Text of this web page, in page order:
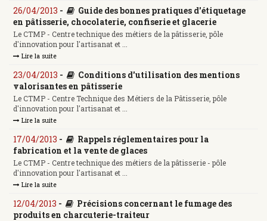
26/04/2013 -
Guide des bonnes pratiques d'étiquetage
en pâtisserie, chocolaterie, confiserie et glacerie
Le CTMP - Centre technique des métiers de la pâtisserie, pôle
d'innovation pour l'artisanat et ...
Lire la suite
23/04/2013 -
Conditions d'utilisation des mentions
valorisantes en pâtisserie
Le CTMP - Centre Technique des Métiers de la Pâtisserie, pôle
d'innovation pour l'artisanat et ...
Lire la suite
17/04/2013 -
Rappels réglementaires pour la
fabrication et la vente de glaces
Le CTMP - Centre technique des métiers de la pâtisserie - pôle
d'innovation pour l'artisanat et ...
Lire la suite
12/04/2013 -
Précisions concernant le fumage des
produits en charcuterie-traiteur